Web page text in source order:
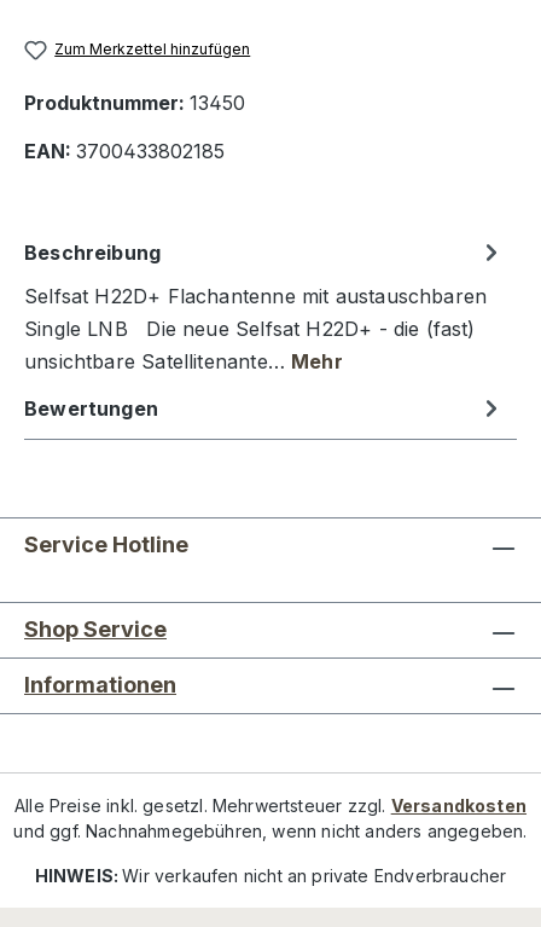
Zum Merkzettel hinzufügen
Produktnummer: 13450
EAN: 3700433802185
Beschreibung
Selfsat H22D+ Flachantenne mit austauschbaren
Single LNB Die neue Selfsat H22D+ - die (fast)
unsichtbare Satellitenante… Mehr
Bewertungen
Service Hotline
Shop Service
Informationen
Alle Preise inkl. gesetzl. Mehrwertsteuer zzgl. Versandkosten
und ggf. Nachnahmegebühren, wenn nicht anders angegeben.
HINWEIS:Wir verkaufen nicht an private Endverbraucher